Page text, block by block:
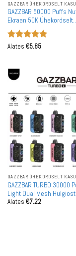
GAZZBAR 50000 Puffs
Ekraan 50K Ühekordselt
Kasutatavad Vapes Dual
Ostmine Hulgimüük
Hinnanguga
Alates €5.85
GAZZBAR TURBO 30000
Light Dual Mesh
Taaslaetav Ühekordselt
Alates €7.22